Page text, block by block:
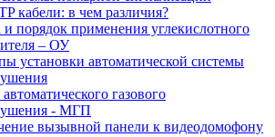
кабели: в чем различия?
порядок применения углекислотного
– ОУ
установки автоматической системы
газового
- МГП
вызывной панели к видеодомофону